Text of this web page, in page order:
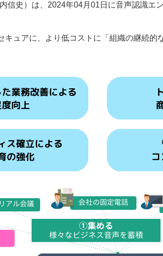
信史）は、2024年04月01日に音声認識エ
キュアに、より低コストに「組織の継続